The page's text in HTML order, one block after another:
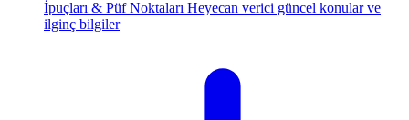
İpuçları & Püf Noktaları Heyecan verici güncel konular ve
ilginç bilgiler